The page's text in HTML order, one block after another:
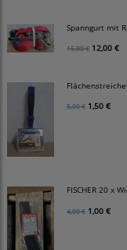
Spanngurt mit
15,00 € 12,00 €
5,00 € 1,50 €
FISCHER 20 x
4,00 € 1,00 €